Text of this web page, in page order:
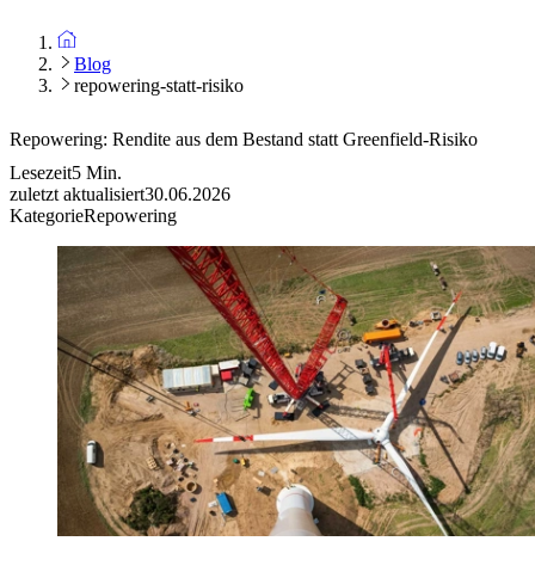
Blog
repowering-statt-risiko
Repowering: Rendite aus dem Bestand statt Greenfield-Risiko
Lesezeit5 Min.
zuletzt aktualisiert30.06.2026
KategorieRepowering